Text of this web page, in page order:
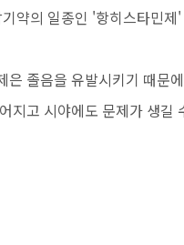
약의 일종인 '항히스타민제
은 졸음을 유발시키기 때문
지고 시야에도 문제가 생길